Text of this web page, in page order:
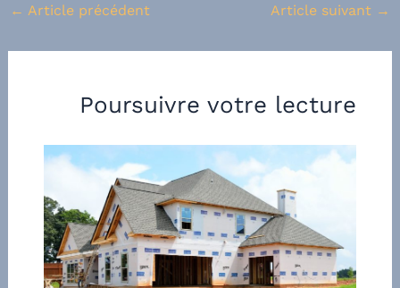
← Article précédent Article suivant →
Poursuivre votre lecture